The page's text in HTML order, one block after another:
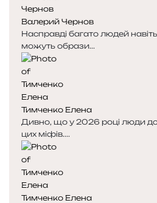
Валерий Чернов
Насправді багато людей
можуть образи...
Тимченко Елена
Дивно, що у 2026 році люди
цих міфів....
Тимченко Елена